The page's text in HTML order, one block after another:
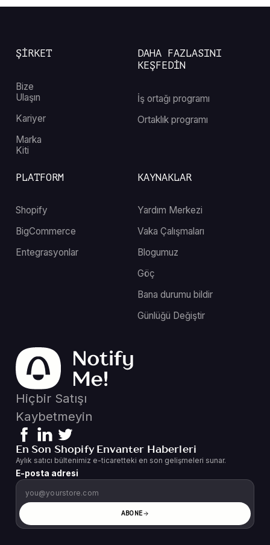
ŞİRKET
Bize
Ulaşın
Kariyer
Marka
Kiti
KAYNAKLAR
Yardım Merkezi
Vaka Çalışmaları
Blogumuz
Göç
Bana durumu bildir
Günlüğü Değiştir
DAHA FAZLASINI
KEŞFEDİN
İş ortağı programı
Ortaklık programı
PLATFORM
Shopify
BigCommerce
Entegrasyonlar
Hiçbir Satışı
Kaybetmeyin
En Son Shopify Envanter Haberleri
Aylık satıcı bültenimiz e-ticaretteki en son gelişmeleri sunar.
E-posta adresi
ABONE